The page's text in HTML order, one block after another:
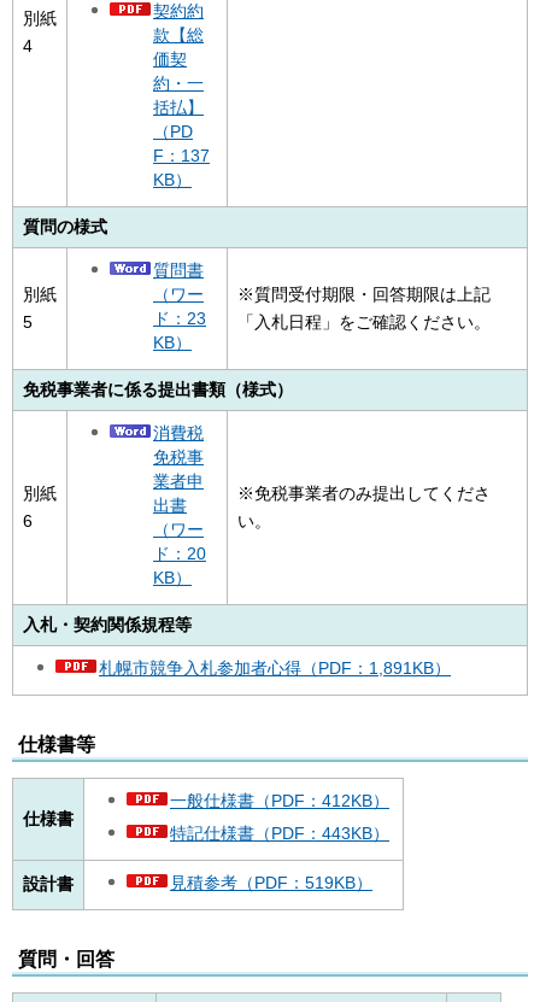
別紙
4
契約約
款【総
価契
約・一
括払】
（PD
F：137
KB）
質問の様式
別紙
5
質問書
（ワー
ド：23
KB）
※質問受付期限・回答期限は上記
「入札日程」をご確認ください。
免税事業者に係る提出書類（様式）
別紙
6
消費税
免税事
業者申
出書
（ワー
ド：20
KB）
※免税事業者のみ提出してくださ
い。
入札・契約関係規程等
札幌市競争入札参加者心得（PDF：1,891KB）
仕様書等
仕様書
一般仕様書（PDF：412KB）
特記仕様書（PDF：443KB）
設計書 見積参考（PDF：519KB）
質問・回答